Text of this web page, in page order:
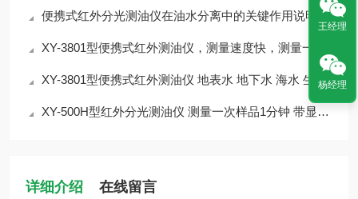
便携式红外分光测油仪在油水分离中的关键作用说明
XY-3801型便携式红外测油仪，测量速度快，测量一次样品仅需1分钟
XY-3801型便携式红外测油仪 地表水 地下水 海水 生活用水 工业废水
XY-500H型红外分光测油仪 测量一次样品1分钟 带显示屏
详细介绍 在线留言
王经理
杨经理